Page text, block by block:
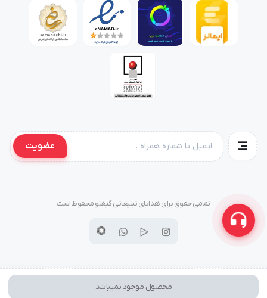
محصول موجود نمیباشد
عضویت
تمامی حقوق برای هدایای تبلیغاتی گیفتو محفوظ است